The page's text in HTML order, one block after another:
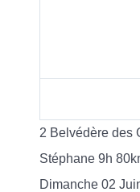
2 Belvédère des
Stéphane 9h
Dimanche 02